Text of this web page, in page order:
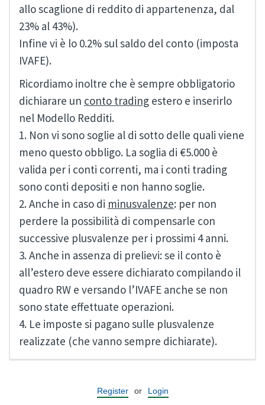
allo scaglione di reddito di appartenenza, dal
23% al 43%).
Infine vi è lo 0.2% sul saldo del conto (imposta
IVAFE).
Ricordiamo inoltre che è sempre obbligatorio
dichiarare un conto trading estero e inserirlo
nel Modello Redditi.
1. Non vi sono soglie al di sotto delle quali viene
meno questo obbligo. La soglia di €5.000 è
valida per i conti correnti, ma i conti trading
sono conti depositi e non hanno soglie.
2. Anche in caso di minusvalenze: per non
perdere la possibilità di compensarle con
successive plusvalenze per i prossimi 4 anni.
3. Anche in assenza di prelievi: se il conto è
all’estero deve essere dichiarato compilando il
quadro RW e versando l’IVAFE anche se non
sono state effettuate operazioni.
4. Le imposte si pagano sulle plusvalenze
realizzate (che vanno sempre dichiarate).
Register or Login